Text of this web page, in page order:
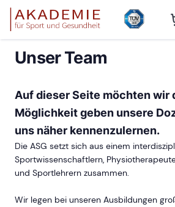
Unser Team
Auf dieser Seite möchten wir
Möglichkeit geben unsere
uns näher kennenzulernen.
Die ASG setzt sich aus einem
Sportwissenschaftlern,
und Sportlehrern zusammen.
Wir legen bei unseren Ausbildungen